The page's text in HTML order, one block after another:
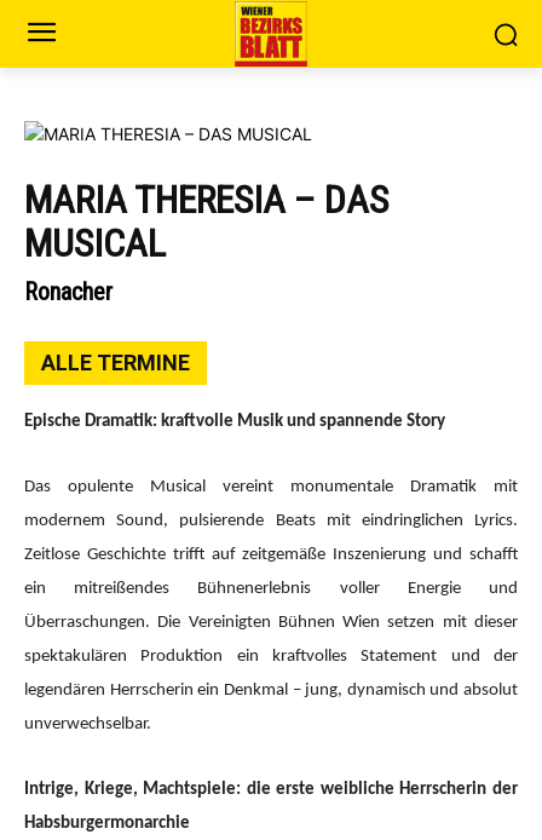
MARIA THERESIA – DAS
MUSICAL
Ronacher
ALLE TERMINE
Epische Dramatik: kraftvolle Musik und spannende Story
Das opulente Musical vereint monumentale Dramatik mit
modernem Sound, pulsierende Beats mit eindringlichen Lyrics.
Zeitlose Geschichte trifft auf zeitgemäße Inszenierung und schafft
ein mitreißendes Bühnenerlebnis voller Energie und
Überraschungen. Die Vereinigten Bühnen Wien setzen mit dieser
spektakulären Produktion ein kraftvolles Statement und der
legendären Herrscherin ein Denkmal – jung, dynamisch und absolut
unverwechselbar.
Intrige, Kriege, Machtspiele: die erste weibliche Herrscherin der
Habsburgermonarchie